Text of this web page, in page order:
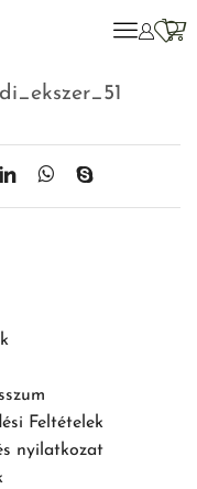
Feltételek
nyilatkozat